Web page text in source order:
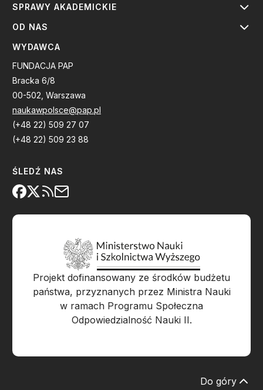
SPRAWY AKADEMICKIE
OD NAS
WYDAWCA
FUNDACJA PAP
Bracka 6/8
00-502, Warszawa
naukawpolsce@pap.pl
(+48 22) 509 27 07
(+48 22) 509 23 88
ŚLEDŹ NAS
Projekt dofinansowany ze środków budżetu
państwa, przyznanych przez Ministra Nauki
w ramach Programu Społeczna
Odpowiedzialność Nauki II.
Do góry